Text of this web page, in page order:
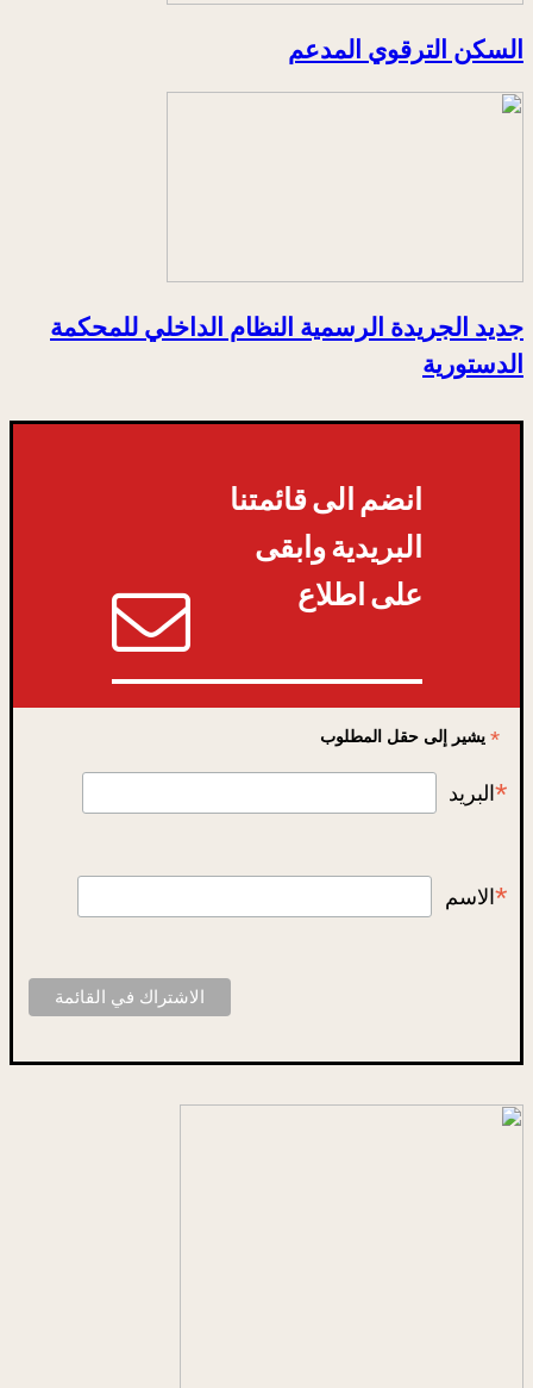
السكن الترقوي المدعم
جديد الجريدة الرسمية النظام الداخلي للمحكمة
الدستورية
انضم الى قائمتنا
البريدية وابقى
على اطلاع
*يشير إلى حقل المطلوب
* البريد
*الاسم